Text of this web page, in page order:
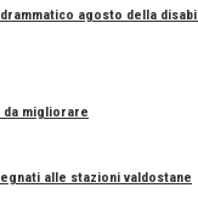
agosto della
migliorare
alle stazioni valdostane